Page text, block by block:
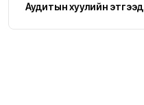
Аудитын хуулийн этгээд